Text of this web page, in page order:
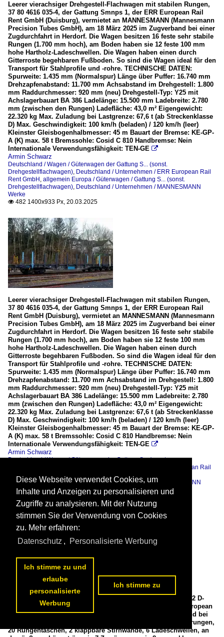
Leerer vierachsiger Drehgestell-Flachwagen mit stabilen Rungen,
37 80 4616 035-4, der Gattung Smnps 1, der ERR European Rail
Rent GmbH (Duisburg), vermietet an MANNESMANN (Mannesmann
Precision Tubes GmbH), am 18 März 2025 im Zugverband bei einer
Zugdurchfahrt in Herdorf. Die Wagen besitzen 16 feste sehr stabile
Rungen (1.700 mm hoch), am Boden haben sie 12 feste 100 mm
hohe Hartholz-Ladeschwellen. Die Wagen haben einen durch
Gitterroste begehbaren Fußboden. So sind die Wagen ideal für den
Transport für Stahlprofile und -rohre. TECHNISCHE DATEN:
Spurweite: 1.435 mm (Normalspur) Länge über Puffer: 16.740 mm
Drehzapfenabstand: 11.700 mm Achsabstand im Drehgestell: 1.800
mm Raddurchmesser: 920 mm (neu) Drehgestell-Typ: Y25 mit
Achslagerbauart BA 386 Ladelänge: 15.500 mm Ladebreite: 2.780
mm (zwischen den Rungen) Ladefläche: 43,0 m² Eigengewicht:
22.320 kg Max. Zuladung bei Lastgrenze: 67,6 t (ab Streckenklasse
D) Max. Geschwindigkeit: 100 km/h (beladen) / 120 km/h (leer)
Kleinster Gleisbogenhalbmesser: 45 m Bauart der Bremse: KE-GP-
A (K) max. 58 t Bremssohle: Cosid C 810 Handbremse: Nein
Internationale Verwendungsfähigkeit: TEN-GE 
Armin Schwarz
Deutschland / Wagen / Güterwagen der Gattung S... (sonst.
Drehgestellflachwagen), Deutschland / Unternehmen / ERR European Rail
Rent GmbH , allgemein Europa / Güterwagen / Gattung S... (sonst.
Drehgestellflachwagen), Deutschland / Unternehmen / MANNESMANN
Werke
 482 1400x933 Px, 20.03.2025
Leerer vierachsiger Drehgestell-Flachwagen mit stabilen Rungen,
37 80 4616 035-4, der Gattung Smnps 1, der ERR European Rail
Rent GmbH (Duisburg), vermietet an MANNESMANN (Mannesmann
Precision Tubes GmbH), am 18 März 2025 im Zugverband bei einer
Zugdurchfahrt in Herdorf. Die Wagen besitzen 16 feste sehr stabile
Rungen (1.700 mm hoch), am Boden haben sie 12 feste 100 mm
hohe Hartholz-Ladeschwellen. Die Wagen haben einen durch
Gitterroste begehbaren Fußboden. So sind die Wagen ideal für den
Transport für Stahlprofile und -rohre. TECHNISCHE DATEN:
Spurweite: 1.435 mm (Normalspur) Länge über Puffer: 16.740 mm
Drehzapfenabstand: 11.700 mm Achsabstand im Drehgestell: 1.800
mm Raddurchmesser: 920 mm (neu) Drehgestell-Typ: Y25 mit
Achslagerbauart BA 386 Ladelänge: 15.500 mm Ladebreite: 2.780
mm (zwischen den Rungen) Ladefläche: 43,0 m² Eigengewicht:
22.320 kg Max. Zuladung bei Lastgrenze: 67,6 t (ab Streckenklasse
D) Max. Geschwindigkeit: 100 km/h (beladen) / 120 km/h (leer)
Kleinster Gleisbogenhalbmesser: 45 m Bauart der Bremse: KE-GP-
A (K) max. 58 t Bremssohle: Cosid C 810 Handbremse: Nein
Internationale Verwendungsfähigkeit: TEN-GE 
Armin Schwarz
Deutschland / Wagen / Güterwagen der Gattung S... (sonst.
Deutschland / Unternehmen / ERR European Rail
Rent GmbH ,allgemein Europa / Güterwagen / Gattung S... (sonst.
Drehgestellflachwagen) ,Deutschland / Unternehmen / MANNESMANN
Werke
484 1400x933 Px, 20.03.2025
Leerer vierachsiger Drehgestell-Flachwagen 37 80 4505 104-2 D-
ERR, der Gattung Sgmmns², der Vermietungsfirma ERR European
Rail Rent GmbH (Duisburg), am 18 März 2025 im Zugverband bei
einer Zugdurchfahrt in Herdorf. Der Wagen besitzt 12 Steckrungen,
20 Rungentaschen, 2 klappbare Stirnwände, 6 Ladeschwellen, an
Diese Webseite verwendet Cookies, um
Inhalte und Anzeigen zu personalisieren und
Zugriffe zu analysieren. Mit der Nutzung
stimmen Sie der Verwendung von Cookies
zu. Mehr erfahren:
Datenschutz , Personalisierte Werbung
Ich stimme zu und
erlaube
personalisierte
Werbung
Ich stimme zu